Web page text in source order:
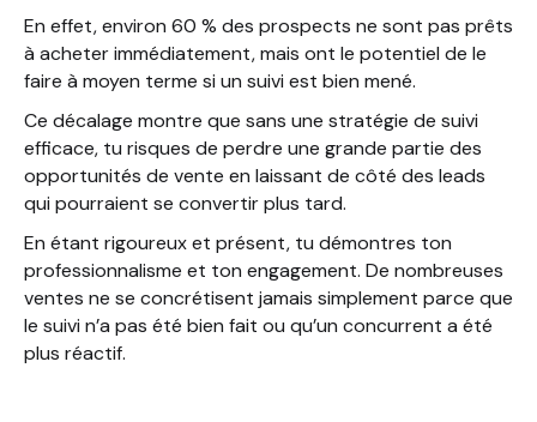
En effet, environ 60 % des prospects ne sont pas prêts
à acheter immédiatement, mais ont le potentiel de le
faire à moyen terme si un suivi est bien mené.
Ce décalage montre que sans une stratégie de suivi
efficace, tu risques de perdre une grande partie des
opportunités de vente en laissant de côté des leads
qui pourraient se convertir plus tard.
En étant rigoureux et présent, tu démontres ton
professionnalisme et ton engagement. De nombreuses
ventes ne se concrétisent jamais simplement parce que
le suivi n’a pas été bien fait ou qu’un concurrent a été
plus réactif.